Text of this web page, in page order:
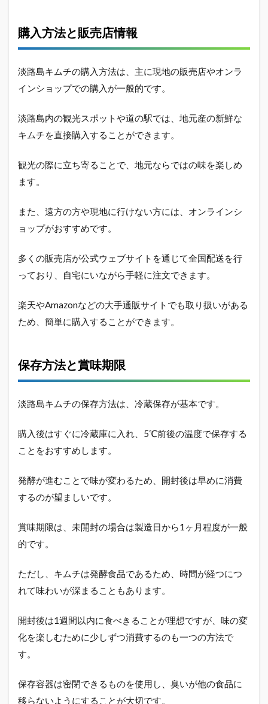
購入方法と販売店情報
淡路島キムチの購入方法は、主に現地の販売店やオンラ
インショップでの購入が一般的です。
淡路島内の観光スポットや道の駅では、地元産の新鮮な
キムチを直接購入することができます。
観光の際に立ち寄ることで、地元ならではの味を楽しめ
ます。
また、遠方の方や現地に行けない方には、オンラインシ
ョップがおすすめです。
多くの販売店が公式ウェブサイトを通じて全国配送を行
っており、自宅にいながら手軽に注文できます。
楽天やAmazonなどの大手通販サイトでも取り扱いがある
ため、簡単に購入することができます。
保存方法と賞味期限
淡路島キムチの保存方法は、冷蔵保存が基本です。
購入後はすぐに冷蔵庫に入れ、5℃前後の温度で保存する
ことをおすすめします。
発酵が進むことで味が変わるため、開封後は早めに消費
するのが望ましいです。
賞味期限は、未開封の場合は製造日から1ヶ月程度が一般
的です。
ただし、キムチは発酵食品であるため、時間が経つにつ
れて味わいが深まることもあります。
開封後は1週間以内に食べきることが理想ですが、味の変
化を楽しむために少しずつ消費するのも一つの方法で
す。
保存容器は密閉できるものを使用し、臭いが他の食品に
移らないようにすることが大切です。